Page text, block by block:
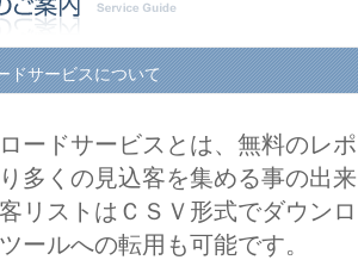
ドサービスについて
ードサービスとは、無料のレ
多くの見込客を集める事の出
リストはＣＳＶ形式でダウン
ールへの転用も可能です。